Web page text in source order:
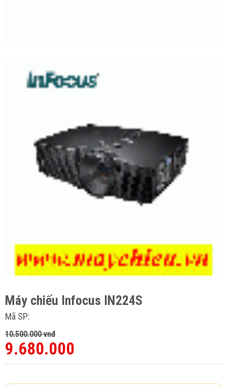
Máy chiếu Infocus IN224S
Mã SP:
10.500.000 vnđ
9.680.000